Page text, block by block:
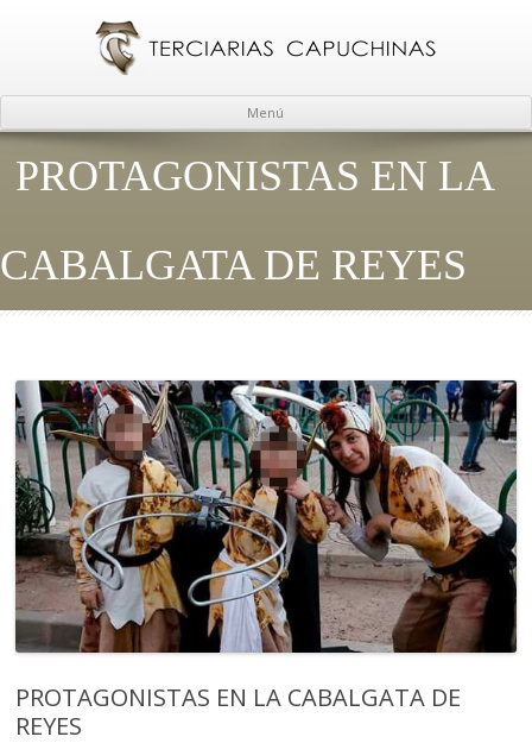
Menú
PROTAGONISTAS EN LA
CABALGATA DE REYES
PROTAGONISTAS EN LA CABALGATA DE
REYES